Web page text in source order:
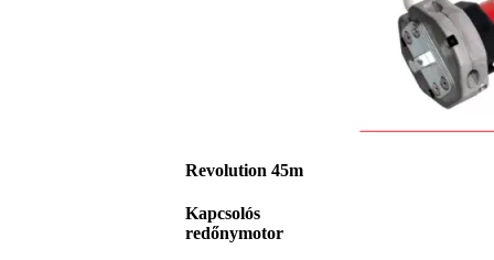
Revolution 45m
Kapcsolós
redőnymotor